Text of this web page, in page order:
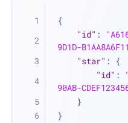
{
"id" :
9D1D-
"star" :
{
"id" :
90AB-
}
}